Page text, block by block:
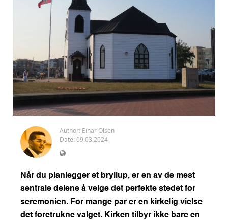
Author: Einar Olsen
Date: 09.03.2024
Når du planlegger et bryllup, er en av de mest
sentrale delene å velge det perfekte stedet for
seremonien. For mange par er en kirkelig vielse
det foretrukne valget. Kirken tilbyr ikke bare en